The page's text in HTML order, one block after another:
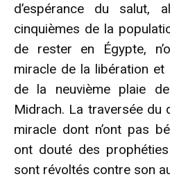
d’espérance du salut,
cinquièmes de la
de rester en Égypte,
miracle de la libération
de la neuvième plaie
Midrach. La traversée du
miracle dont n’ont pas
ont douté des
sont révoltés contre son